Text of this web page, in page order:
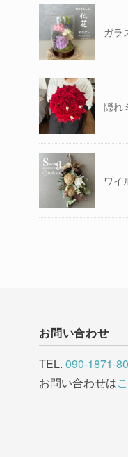
ガラ
隠れ
ワイ
お問い合わせ
TEL. 090-1871-
お問い合わせは